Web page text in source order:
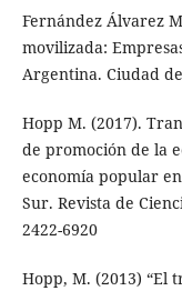
Fernández Álvarez
movilizada:
Argentina. Ciudad
Hopp M. (2017).
de promoción de la
economía popular
Sur. Revista de
2422-6920
Hopp, M. (2013) “El